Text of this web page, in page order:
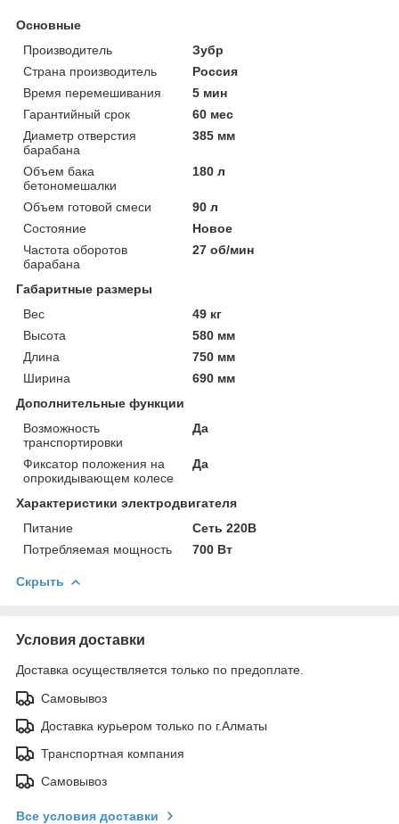
Основные
Производитель
Зубр
Страна производитель
Россия
Время перемешивания
5 мин
Гарантийный срок
60 мес
Диаметр отверстия
барабана
385 мм
Объем бака
бетономешалки
180 л
Объем готовой смеси
90 л
Состояние
Новое
Частота оборотов
барабана
27 об/мин
Габаритные размеры
Вес
49 кг
Высота
580 мм
Длина
750 мм
Ширина
690 мм
Дополнительные функции
Возможность
транспортировки
Да
Фиксатор положения на
опрокидывающем колесе
Да
Характеристики электродвигателя
Питание
Сеть 220В
Потребляемая мощность
700 Вт
Скрыть
Условия доставки
Доставка осуществляется только по предоплате.
Самовывоз
Доставка курьером только по г.Алматы
Транспортная компания
Самовывоз
Все условия доставки